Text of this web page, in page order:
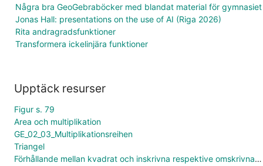
Några bra GeoGebraböcker med blandat material för gymnasiet
Jonas Hall: presentations on the use of AI (Riga 2026)
Rita andragradsfunktioner
Transformera ickelinjära funktioner
Upptäck resurser
Figur s. 79
Area och multiplikation
GE_02_03_Multiplikationsreihen
Triangel
Förhållande mellan kvadrat och inskrivna respektive omskrivna cirkeln.